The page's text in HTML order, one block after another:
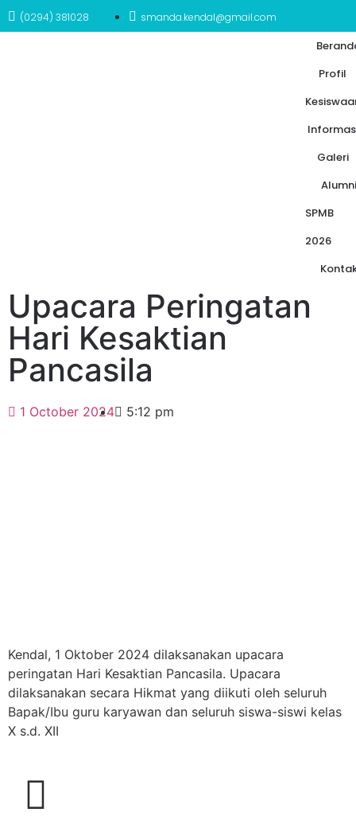
(0294) 381028 smanda.kendal@gmail.com
Profil
Galeri
Alumni
SPMB
2026
Upacara Peringatan
Hari Kesaktian
Pancasila
1 October 2024 5:12 pm
Kendal, 1 Oktober 2024 dilaksanakan upacara
peringatan Hari Kesaktian Pancasila. Upacara
dilaksanakan secara Hikmat yang diikuti oleh seluruh
Bapak/Ibu guru karyawan dan seluruh siswa-siswi kelas
X s.d. XII